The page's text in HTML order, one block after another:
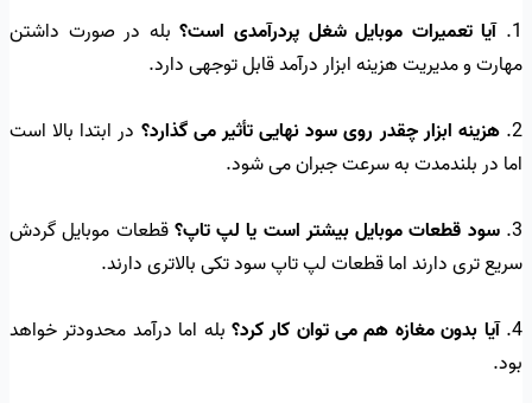
1. آیا تعمیرات موبایل شغل پردرآمدی است؟بله در صورت داشتن
مهارت و مدیریت هزینه ابزار درآمد قابل توجهی دارد.
2. هزینه ابزار چقدر روی سود نهایی تأثیر می گذارد؟ در ابتدا بالا است
اما در بلندمدت به سرعت جبران می شود.
3. سود قطعات موبایل بیشتر است یا لپ تاپ؟قطعات موبایل گردش
سریع تری دارند اما قطعات لپ تاپ سود تکی بالاتری دارند.
4. آیا بدون مغازه هم می توان کار کرد؟ بله اما درآمد محدودتر خواهد
بود.